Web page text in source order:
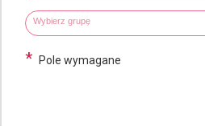
Wybierz grupy tematyczne
Wpisz wyszukiwaną fraze
* Pole wymagane